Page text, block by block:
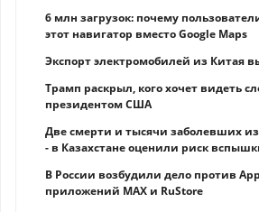
6 млн загрузок: почему
этот навигатор вместо Google Maps
Экспорт электромобилей из Китая
Трамп раскрыл, кого хочет видеть
президентом США
Две смерти и тысячи заболевших
- в Казахстане оценили риск
В России возбудили дело против
приложений MAX и RuStore